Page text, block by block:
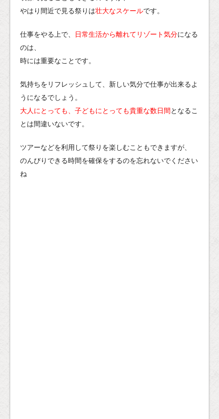
やはり間近で見る祭りは壮大なスケールです。
仕事をやる上で、 日常生活から離れてリゾート気分になる
のは、
時には重要なことです。
気持ちをリフレッシュして、新しい気分で仕事が出来るよ
うになるでしょう。
大人にとっても、子どもにとっても貴重な数日間 となるこ
とは間違いないです。
ツアーなどを利用して祭りを楽しむこともできますが、
のんびりできる時間を確保をするのを忘れないでください
ね